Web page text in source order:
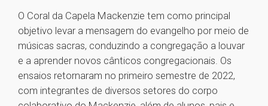
O Coral da Capela Mackenzie tem como principal
objetivo levar a mensagem do evangelho por meio de
músicas sacras, conduzindo a congregação a louvar
e a aprender novos cânticos congregacionais. Os
ensaios retornaram no primeiro semestre de 2022,
com integrantes de diversos setores do corpo